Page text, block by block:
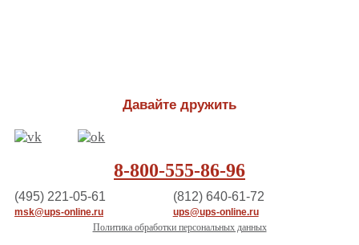
Давайте дружить
8-800-555-86-96
(495) 221-05-61
msk@ups-online.ru
(812) 640-61-72
ups@ups-online.ru
Политика обработки персональных данных